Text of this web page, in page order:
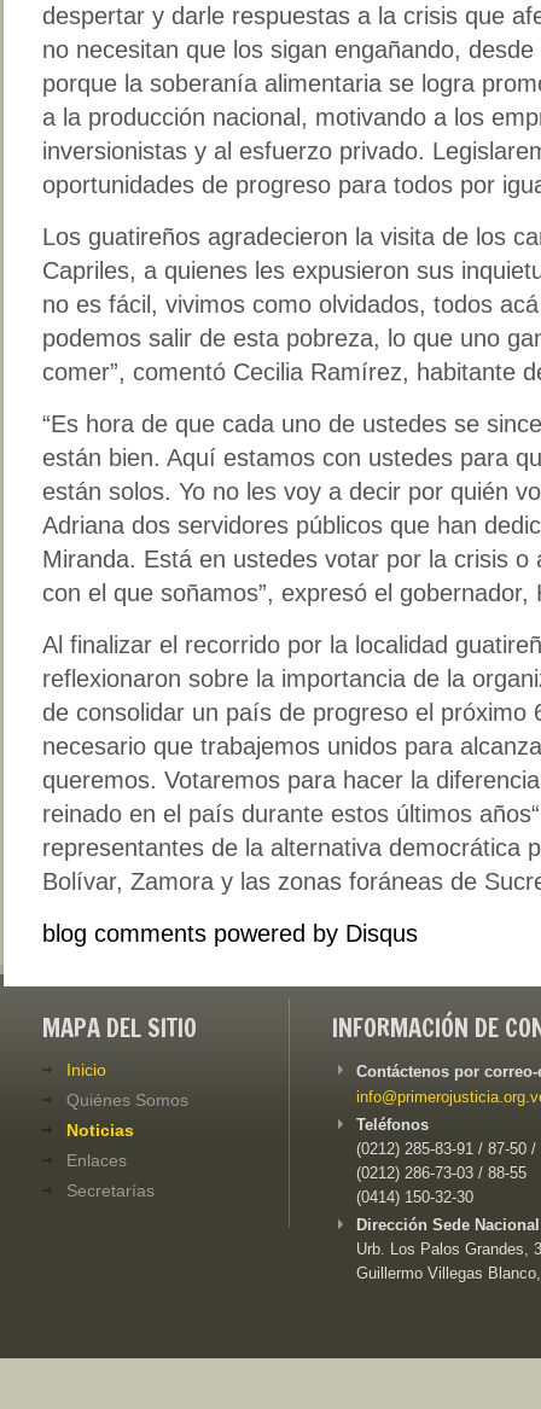
despertar y darle respuestas a la crisis que
no necesitan que los sigan engañando,
porque la soberanía alimentaria se logra
a la producción nacional, motivando a los
inversionistas y al esfuerzo privado.
oportunidades de progreso para todos por
Los guatireños agradecieron la visita de los
Capriles, a quienes les expusieron sus
no es fácil, vivimos como olvidados, todos
podemos salir de esta pobreza, lo que uno
comer”, comentó Cecilia Ramírez, habitante
“Es hora de que cada uno de ustedes se
están bien. Aquí estamos con ustedes para
están solos. Yo no les voy a decir por quién
Adriana dos servidores públicos que han
Miranda. Está en ustedes votar por la crisis o
con el que soñamos”, expresó el gobernador,
Al finalizar el recorrido por la localidad
reflexionaron sobre la importancia de la
de consolidar un país de progreso el próximo
necesario que trabajemos unidos para
queremos. Votaremos para hacer la
reinado en el país durante estos últimos
representantes de la alternativa democrática
Bolívar, Zamora y las zonas foráneas de
blog comments powered by Disqus
MAPA DEL SITIO
Inicio
Quiénes Somos
Noticias
Enlaces
Secretarías
INFORMACIÓN DE
Contáctenos por
Teléfonos
(0212) 285-83-91 / 87-50 /
(0212) 286-73-03 / 88-55
(0414) 150-32-30
Dirección Sede
Urb. Los Palos Grandes,
Guillermo Villegas